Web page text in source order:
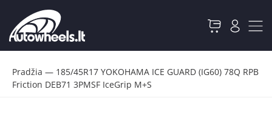
Pradžia — 185/45R17 YOKOHAMA ICE GUARD (IG60) 78Q RPB
Friction DEB71 3PMSF IceGrip M+S